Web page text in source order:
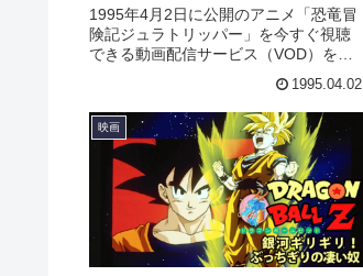
介！
1995年4月2日に公開のアニメ「恐竜冒
険記ジュラトリッパー」を今すぐ視聴
できる動画配信サービス（VOD）を徹
底紹介。あらすじやキャスト・声優、
スタッフ、主題歌の情報はもちろん、
実際に見た人の感想やレビューもまと
めています。
1995.04.02
映画